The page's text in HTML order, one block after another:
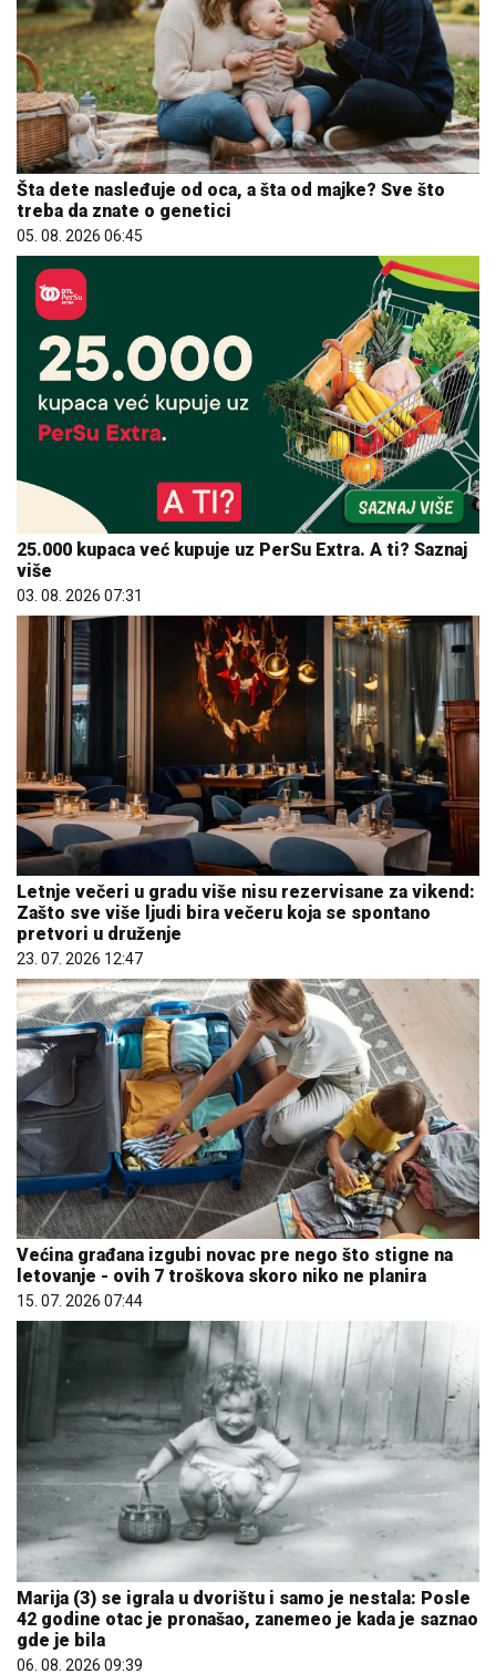
Šta dete nasleđuje od oca, a šta od majke? Sve što
treba da znate o genetici
05. 08. 2026 06:45
25.000 kupaca već kupuje uz PerSu Extra. A ti? Saznaj
više
03. 08. 2026 07:31
Letnje večeri u gradu više nisu rezervisane za vikend:
Zašto sve više ljudi bira večeru koja se spontano
pretvori u druženje
23. 07. 2026 12:47
Većina građana izgubi novac pre nego što stigne na
letovanje - ovih 7 troškova skoro niko ne planira
15. 07. 2026 07:44
Marija (3) se igrala u dvorištu i samo je nestala: Posle
42 godine otac je pronašao, zanemeo je kada je saznao
gde je bila
06. 08. 2026 09:39